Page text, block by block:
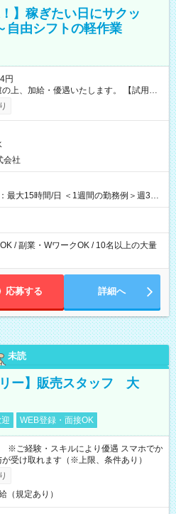
】稼ぎたい日にサクッ
自由シフトの軽作業
円
加給・優遇いたします。 【試用期
会社
最大15時間/日 ＜1週間の勤務例＞週3回
・木・土・日 好きな時にお仕事
/ 副業・WワークOK / 10名以上の大量
応募する 詳細へ
未読
ー】販売スタッフ 大
WEB登録・面接OK
※ご経験・スキルにより優遇 スマホでか
受け取れます（※上限、条件あり）
（規定あり）